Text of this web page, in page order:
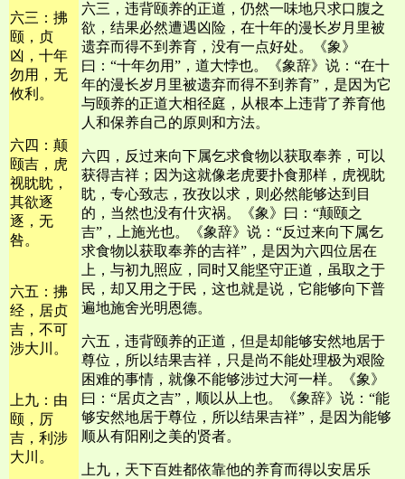
六三：拂
颐，贞
凶，十年
勿用，无
攸利。
六四：颠
颐吉，虎
视眈眈，
其欲逐
逐，无
咎。
六五：拂
经，居贞
吉，不可
涉大川。
上九：由
颐，厉
吉，利涉
大川。
六三，违背颐养的正道，仍然一味地只求口腹之
欲，结果必然遭遇凶险，在十年的漫长岁月里被
遗弃而得不到养育，没有一点好处。《象》
曰：“十年勿用”，道大悖也。《象辞》说：“在十
年的漫长岁月里被遗弃而得不到养育”，是因为它
与颐养的正道大相径庭，从根本上违背了养育他
人和保养自己的原则和方法。
六四，反过来向下属乞求食物以获取奉养，可以
获得吉祥；因为这就像老虎要扑食那样，虎视眈
眈，专心致志，孜孜以求，则必然能够达到目
的，当然也没有什灾祸。《象》曰：“颠颐之
吉”，上施光也。《象辞》说：“反过来向下属乞
求食物以获取奉养的吉祥”，是因为六四位居在
上，与初九照应，同时又能坚守正道，虽取之于
民，却又用之于民，这也就是说，它能够向下普
遍地施舍光明恩德。
六五，违背颐养的正道，但是却能够安然地居于
尊位，所以结果吉祥，只是尚不能处理极为艰险
困难的事情，就像不能够涉过大河一样。《象》
曰：“居贞之吉”，顺以从上也。《象辞》说：“能
够安然地居于尊位，所以结果吉祥”，是因为能够
顺从有阳刚之美的贤者。
上九，天下百姓都依靠他的养育而得以安居乐